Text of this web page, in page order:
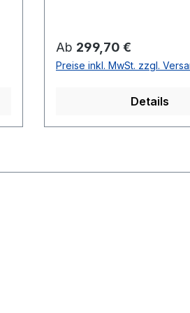
Ab 299,70 €
Preise inkl. MwSt. zzgl.
Details